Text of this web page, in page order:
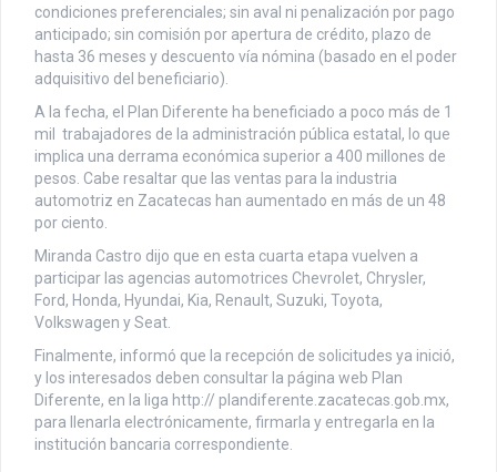
condiciones preferenciales; sin aval ni penalización por pago
anticipado; sin comisión por apertura de crédito, plazo de
hasta 36 meses y descuento vía nómina (basado en el poder
adquisitivo del beneficiario).
A la fecha, el Plan Diferente ha beneficiado a poco más de 1
mil trabajadores de la administración pública estatal, lo que
implica una derrama económica superior a 400 millones de
pesos. Cabe resaltar que las ventas para la industria
automotriz en Zacatecas han aumentado en más de un 48
por ciento.
Miranda Castro dijo que en esta cuarta etapa vuelven a
participar las agencias automotrices Chevrolet, Chrysler,
Ford, Honda, Hyundai, Kia, Renault, Suzuki, Toyota,
Volkswagen y Seat.
Finalmente, informó que la recepción de solicitudes ya inició,
y los interesados deben consultar la página web Plan
Diferente, en la liga http:// plandiferente.zacatecas.gob.mx,
para llenarla electrónicamente, firmarla y entregarla en la
institución bancaria correspondiente.